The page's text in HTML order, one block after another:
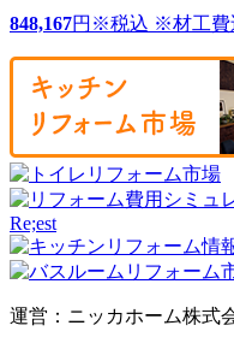
848,167円 ※税込 ※材工費
運営：ニッカホーム株式